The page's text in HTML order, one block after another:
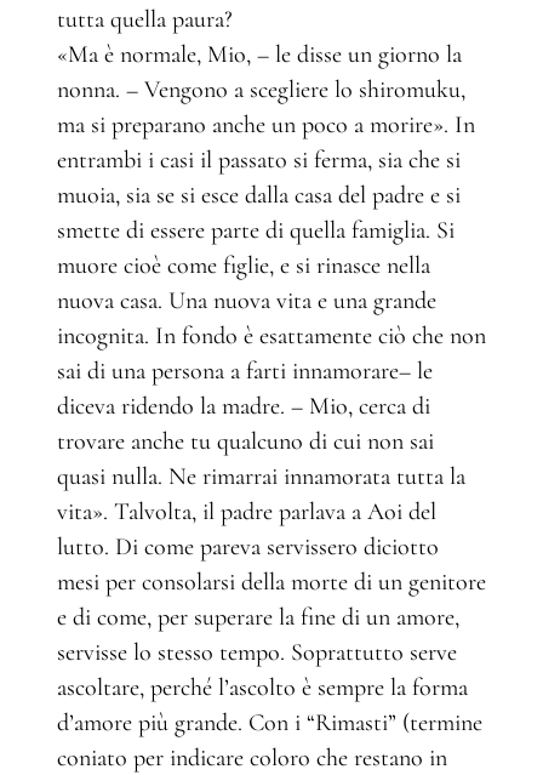
tutta quella paura?
«Ma è normale, Mio, – le disse un giorno la
nonna. – Vengono a scegliere lo shiromuku,
ma si preparano anche un poco a morire». In
entrambi i casi il passato si ferma, sia che si
muoia, sia se si esce dalla casa del padre e si
smette di essere parte di quella famiglia. Si
muore cioè come figlie, e si rinasce nella
nuova casa. Una nuova vita e una grande
incognita. In fondo è esattamente ciò che non
sai di una persona a farti innamorare– le
diceva ridendo la madre. – Mio, cerca di
trovare anche tu qualcuno di cui non sai
quasi nulla. Ne rimarrai innamorata tutta la
vita». Talvolta, il padre parlava a Aoi del
lutto. Di come pareva servissero diciotto
mesi per consolarsi della morte di un genitore
e di come, per superare la fine di un amore,
servisse lo stesso tempo. Soprattutto serve
ascoltare, perché l’ascolto è sempre la forma
d’amore più grande. Con i “Rimasti” (termine
coniato per indicare coloro che restano in